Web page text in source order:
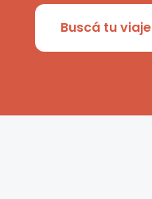
Buscá tu viaje